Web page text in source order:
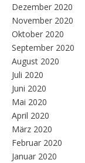
Dezember 2020
November 2020
Oktober 2020
September 2020
August 2020
Juli 2020
Juni 2020
Mai 2020
April 2020
März 2020
Februar 2020
Januar 2020